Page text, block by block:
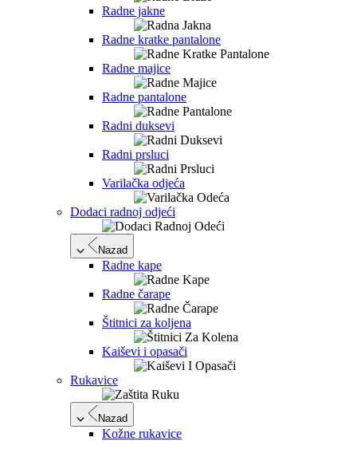
Radne jakne
Radne kratke pantalone
Radne majice
Radne pantalone
Radni duksevi
Radni prsluci
Varilačka odjeća
Dodaci radnoj odjeći
Nazad
Radne kape
Radne čarape
Štitnici za koljena
Kaiševi i opasači
Rukavice
Nazad
Kožne rukavice